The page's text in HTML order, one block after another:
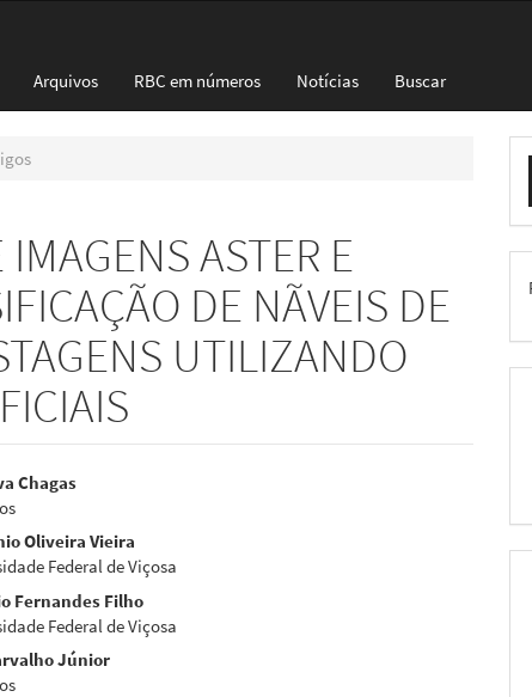
Arquivos RBC em números Notícias Buscar
ASTER E
DE NÃVEIS DE
UTILIZANDO
Chagas
Oliveira Vieira
Federal de Viçosa
Fernandes Filho
Federal de Viçosa
Júnior